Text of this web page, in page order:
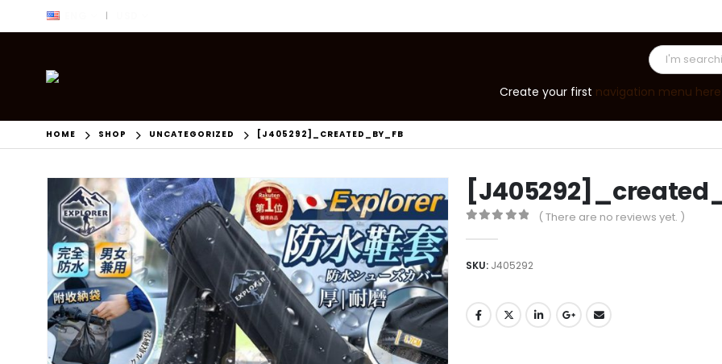
|
Create your first navigation menu here
HOME SHOP UNCATEGORIZED [J405292]_CREATED_BY_FB
( There are no reviews yet. )
SKU: J405292